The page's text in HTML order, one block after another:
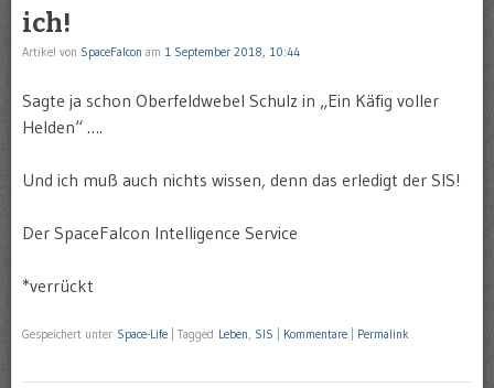
ich!
Artikel von SpaceFalcon am 1 September 2018, 10:44
Sagte ja schon Oberfeldwebel Schulz in „Ein Käfig voller
Helden“ ….
Und ich muß auch nichts wissen, denn das erledigt der SIS!
Der SpaceFalcon Intelligence Service
*verrückt
Gespeichert unter Space-Life Tagged Leben, SIS Kommentare Permalink